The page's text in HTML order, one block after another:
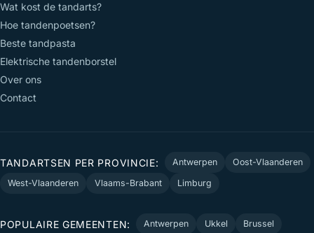
Wat kost de tandarts?
Hoe tandenpoetsen?
Beste tandpasta
Elektrische tandenborstel
Over ons
Contact
TANDARTSEN PER PROVINCIE: Antwerpen
Oost-Vlaanderen
West-Vlaanderen
Vlaams-Brabant Limburg
POPULAIRE GEMEENTEN: Antwerpen Ukkel Brussel